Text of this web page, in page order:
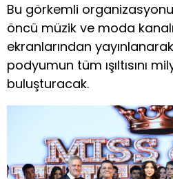
Bu görkemli
öncü müzik ve moda kanalı
ekranlarından
podyumun tüm ışıltısını
buluşturacak.